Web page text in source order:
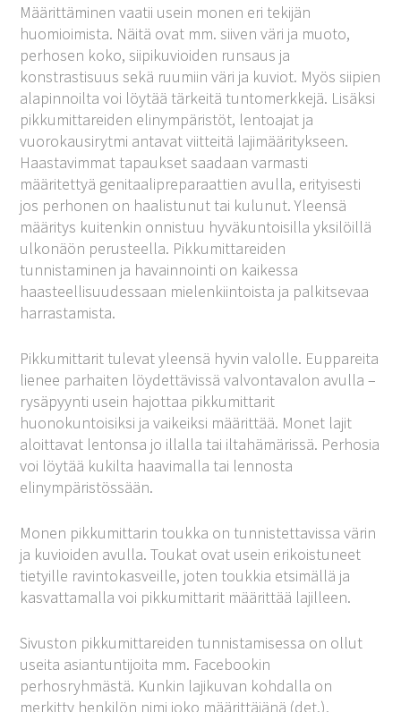
Määrittäminen vaatii usein monen eri tekijän
huomioimista. Näitä ovat mm. siiven väri ja muoto,
perhosen koko, siipikuvioiden runsaus ja
konstrastisuus sekä ruumiin väri ja kuviot. Myös siipien
alapinnoilta voi löytää tärkeitä tuntomerkkejä. Lisäksi
pikkumittareiden elinympäristöt, lentoajat ja
vuorokausirytmi antavat viitteitä lajimääritykseen.
Haastavimmat tapaukset saadaan varmasti
määritettyä genitaalipreparaattien avulla, erityisesti
jos perhonen on haalistunut tai kulunut. Yleensä
määritys kuitenkin onnistuu hyväkuntoisilla yksilöillä
ulkonäön perusteella. Pikkumittareiden
tunnistaminen ja havainnointi on kaikessa
haasteellisuudessaan mielenkiintoista ja palkitsevaa
harrastamista.
Pikkumittarit tulevat yleensä hyvin valolle. Euppareita
lienee parhaiten löydettävissä valvontavalon avulla –
rysäpyynti usein hajottaa pikkumittarit
huonokuntoisiksi ja vaikeiksi määrittää. Monet lajit
aloittavat lentonsa jo illalla tai iltahämärissä. Perhosia
voi löytää kukilta haavimalla tai lennosta
elinympäristössään.
Monen pikkumittarin toukka on tunnistettavissa värin
ja kuvioiden avulla. Toukat ovat usein erikoistuneet
tietyille ravintokasveille, joten toukkia etsimällä ja
kasvattamalla voi pikkumittarit määrittää lajilleen.
Sivuston pikkumittareiden tunnistamisessa on ollut
useita asiantuntijoita mm. Facebookin
perhosryhmästä. Kunkin lajikuvan kohdalla on
merkitty henkilön nimi joko määrittäjänä (det.),